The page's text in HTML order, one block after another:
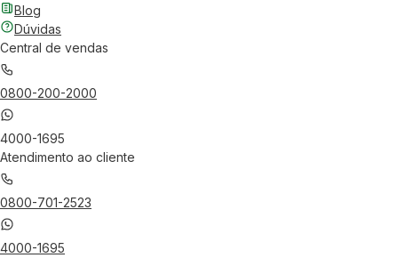
Blog
Dúvidas
Central de vendas
0800-200-2000
4000-1695
Atendimento ao cliente
0800-701-2523
4000-1695